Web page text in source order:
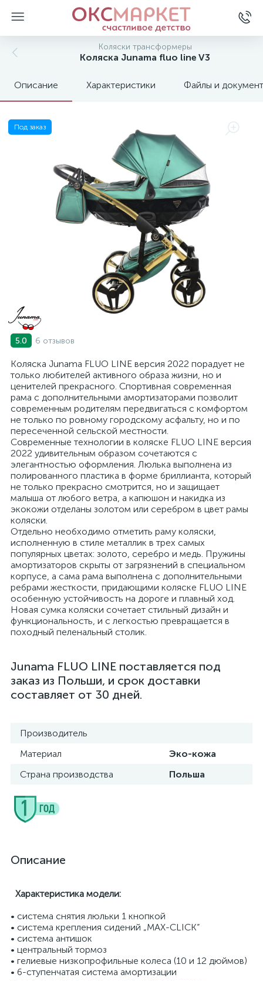
Коляски трансформеры
Коляска Junama fluo line V3
Описание Характеристики Файлы и
Под заказ
5.0 6 отзывов
Коляска Junama FLUO LINE версия 2022 порадует не
только любителей активного образа жизни, но и
ценителей прекрасного. Спортивная современная
рама с дополнительными амортизаторами позволит
современным родителям передвигаться с комфортом
не только по ровному городскому асфальту, но и по
пересеченной сельской местности.
Современные технологии в коляске FLUO LINE версия
2022 удивительным образом сочетаются с
элегантностью оформления. Люлька выполнена из
полированного пластика в форме бриллианта, который
не только прекрасно смотрится, но и защищает
малыша от любого ветра, а капюшон и накидка из
экокожи отделаны золотом или серебром в цвет рамы
коляски.
Отдельно необходимо отметить раму коляски,
исполненную в стиле металлик в трех самых
популярных цветах: золото, серебро и медь. Пружины
амортизаторов скрыты от загрязнений в специальном
корпусе, а сама рама выполнена с дополнительными
ребрами жесткости, придающими коляске FLUO LINE
особенную устойчивость на дороге и плавный ход.
Новая сумка коляски сочетает стильный дизайн и
функциональность, и с легкостью превращается в
походный пеленальный столик.
Junama FLUO LINE поставляется под
заказ из Польши, и срок доставки
составляет от 30 дней.
Производитель
Материал
Эко-кожа
Страна производства
Польша
Описание
Характеристика модели:
• система снятия люльки 1 кнопкой
• система крепления сидений „MAX-CLICK”
• система антишок
• центральный тормоз
• гелиевые низкопрофильные колеса (10 и 12 дюймов)
• 6-ступенчатая система амортизации